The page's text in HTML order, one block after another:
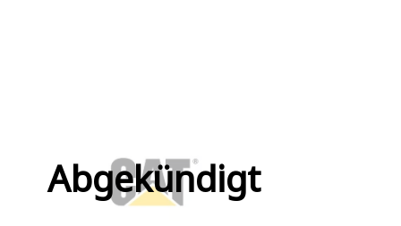
Abgekündigt